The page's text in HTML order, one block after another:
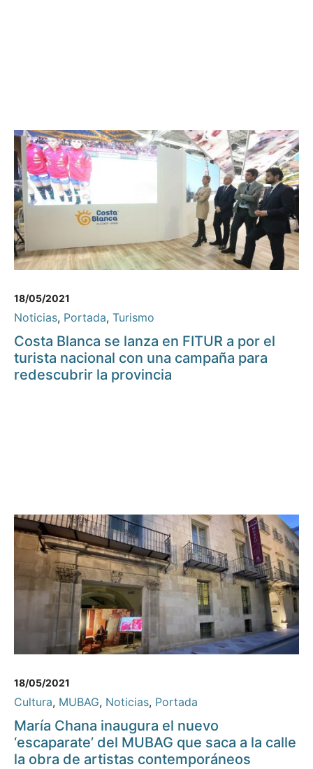
18/05/2021
Noticias, Portada, Turismo
Costa Blanca se lanza en FITUR a por el
turista nacional con una campaña para
redescubrir la provincia
18/05/2021
Cultura, MUBAG, Noticias, Portada
María Chana inaugura el nuevo
‘escaparate’ del MUBAG que saca a la calle
la obra de artistas contemporáneos